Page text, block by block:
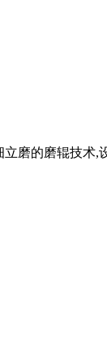
磨的磨辊技术